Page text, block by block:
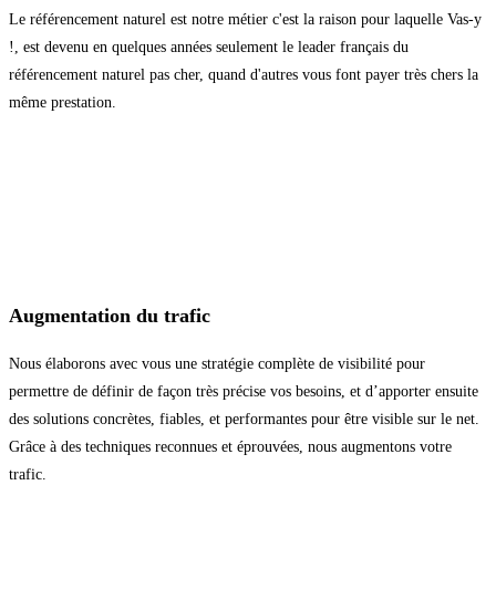
Le référencement naturel est notre métier c'est la raison pour laquelle Vas-y
!, est devenu en quelques années seulement le leader français du
référencement naturel pas cher, quand d'autres vous font payer très chers la
même prestation.
Augmentation du trafic
Nous élaborons avec vous une stratégie complète de visibilité pour
permettre de définir de façon très précise vos besoins, et d’apporter ensuite
des solutions concrètes, fiables, et performantes pour être visible sur le net.
Grâce à des techniques reconnues et éprouvées, nous augmentons votre
trafic.